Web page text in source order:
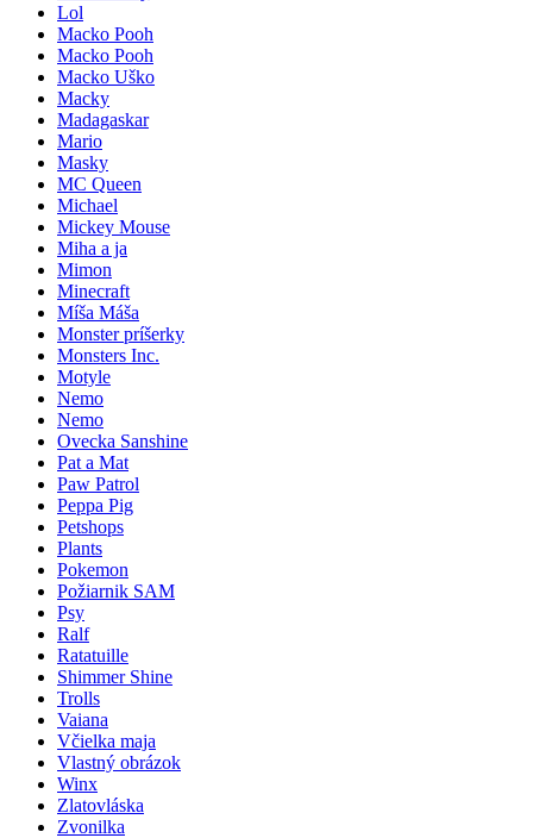
Lol
Macko Pooh
Macko Pooh
Macko Uško
Macky
Madagaskar
Mario
Masky
MC Queen
Michael
Mickey Mouse
Miha a ja
Mimon
Minecraft
Míša Máša
Monster príšerky
Monsters Inc.
Motyle
Nemo
Nemo
Ovecka Sanshine
Pat a Mat
Paw Patrol
Peppa Pig
Petshops
Plants
Pokemon
Požiarnik SAM
Psy
Ralf
Ratatuille
Shimmer Shine
Trolls
Vaiana
Včielka maja
Vlastný obrázok
Winx
Zlatovláska
Zvonilka